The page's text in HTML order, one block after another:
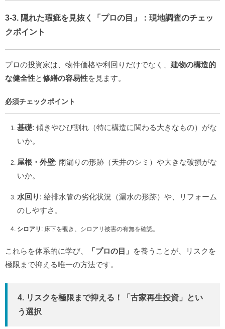
3-3. 隠れた瑕疵を見抜く「プロの目」：現地調査のチェッ
クポイント
プロの投資家は、物件価格や利回りだけでなく、 建物の構造的
な健全性と修繕の容易性を見ます。
必須チェックポイント
基礎: 傾きやひび割れ（特に構造に関わる大きなもの）がな
いか。
屋根・外壁: 雨漏りの形跡（天井のシミ）や大きな破損がな
いか。
水回り : 給排水管の劣化状況（漏水の形跡）や、リフォーム
のしやすさ。
シロアリ : 床下を覗き、シロアリ被害の有無を確認。
これらを体系的に学び、 「プロの目」 を養うことが、リスクを
極限まで抑える唯一の方法です。
4. リスクを極限まで抑える！「古家再生投資」とい
う選択